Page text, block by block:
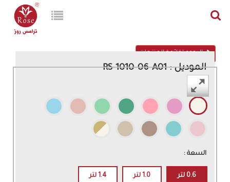
الرجوع لقائمة المنتجات
الموديل : RS-1010-06-A01
اللون :
السعة :
0.6 لتر 1.0 لتر 1.4 لتر